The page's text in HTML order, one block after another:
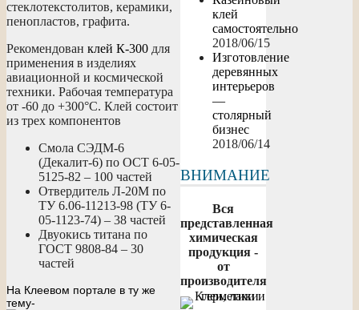
клей
самостоятельно
2018/06/15
Изготовление
деревянных
интерьеров
—
столярный
бизнес
2018/06/14
ВНИМАНИЕ
Вся
представленная
химическая
продукция -
от
производителя
стеклотекстолитов, керамики,
пенопластов, графита.
Рекомендован клей К-300 для
применения в изделиях
авиационной и космической
техники. Рабочая температура
от -60 до +300°С. Клей состоит
из трех компонентов
Смола СЭДМ-6
(Декалит-6) по ОСТ 6-05-
5125-82 – 100 частей
Отвердитель Л-20М по
ТУ 6.06-11213-98 (ТУ 6-
05-1123-74) – 38 частей
Двуокись титана по
ГОСТ 9808-84 – 30
частей
На Клеевом портале в ту же
тему-